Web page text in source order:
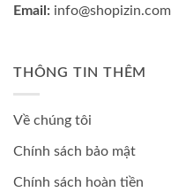
Email: info@shopizin.com
THÔNG TIN THÊM
Về chúng tôi
Chính sách bảo mật
Chính sách hoàn tiền